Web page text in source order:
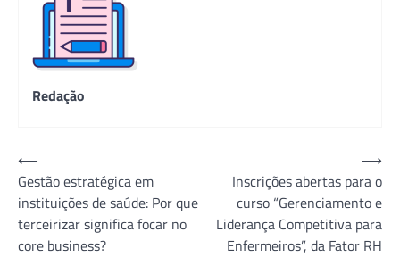
Redação
Navegação
de
Post
⟵
Gestão estratégica em
instituições de saúde: Por que
terceirizar significa focar no
core business?
Inscrições abertas para o
curso “Gerenciamento e
Liderança Competitiva para
Enfermeiros”, da Fator RH
⟶